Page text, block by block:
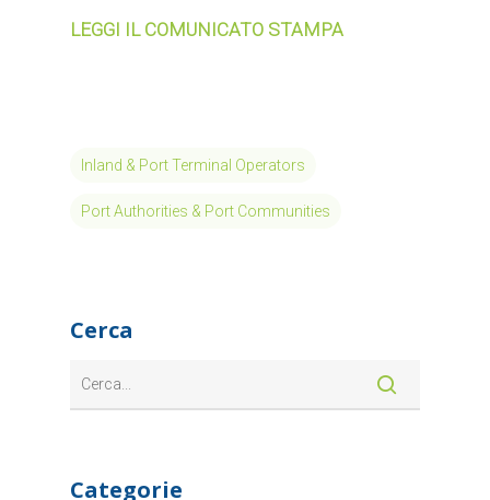
LEGGI IL COMUNICATO STAMPA
Inland & Port Terminal Operators
Port Authorities & Port Communities
Cerca
Categorie